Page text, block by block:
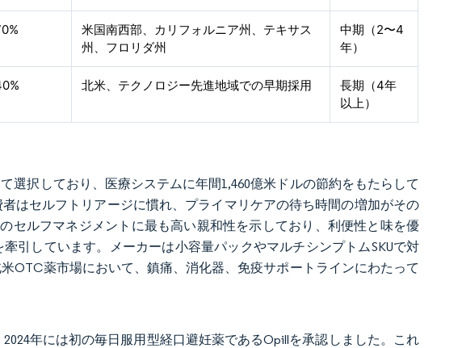
米国南西部、カリフォルニア州、テキサス
州、フロリダ州
中期（2〜4
年）
北米、テクノロジー先進地域での早期採用
長期（4年
以上）
選択しており、医療システムに年間1,460億米ドルの節約をもたらして
はセルフトリアージに慣れ、プライマリケアの待ち時間の増加がその
セルフマネジメントに最も高い親和性を示しており、利便性と味を優
引しています。メーカーは小容量パックやマルチシンプトムSKUで対
OTC薬市場において、鎮痛、消化器、免疫サポートラインにわたって
年には初の毎日服用型経口避妊薬であるOpillを承認しました。これ